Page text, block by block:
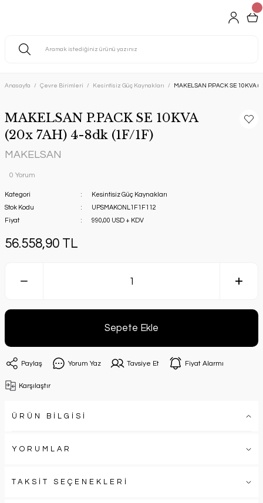
Anasayfa Çevre Birimleri Kesintisiz Güç Kaynakları MAKELSAN P.PACK SE 10KVA
MAKELSAN P.PACK SE 10KVA
(20x 7AH) 4-8dk (1F/1F)
MAKELSAN
0 Yorum
Kategori
Kesintisiz Güç Kaynakları
Stok Kodu
UPSMAKONL1F1F112
Fiyat
990,00 USD + KDV
56.558,90 TL
Sepete Ekle
Paylaş Yorum Yaz Tavsiye Et Fiyat Alarmı
Karşılaştır
ÜRÜN BİLGİSİ
YORUMLAR
TAKSİT SEÇENEKLERİ